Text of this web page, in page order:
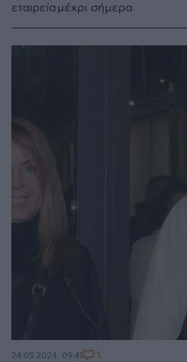
εταιρεία μέχρι σήμερα
24.05.2024, 09:41 1